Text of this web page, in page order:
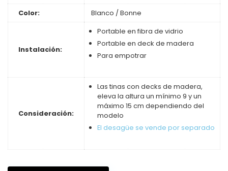
Color: Blanco / Bonne
Instalación:
Portable en fibra de vidrio
Portable en deck de madera
Para empotrar
Consideración:
Las tinas con decks de madera,
eleva la altura un mínimo 9 y un
máximo 15 cm dependiendo del
modelo
El desagüe se vende por separado